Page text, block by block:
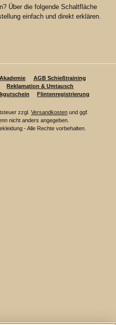
Über die folgende Schaltfläche
einfach und direkt erklären.
AGB Schießtraining
Reklamation & Umtausch
Flintenregistrierung
zzgl. Versandkosten und ggf.
nicht anders angegeben.
- Alle Rechte vorbehalten.